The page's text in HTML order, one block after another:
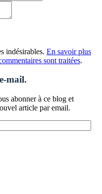
indésirables. En savoir plus
sont traitées.
mail.
abonner à ce blog et
article par email.